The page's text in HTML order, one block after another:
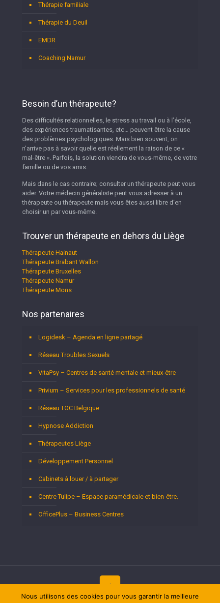
Thérapie familiale
Thérapie du Deuil
EMDR
Coaching Namur
Besoin d’un thérapeute?
Des difficultés relationnelles, le stress au travail ou à l’école,
des expériences traumatisantes, etc… peuvent être la cause
des problèmes psychologiques. Mais bien souvent, on
n’arrive pas à savoir quelle est réellement la raison de ce «
mal-être ». Parfois, la solution viendra de vous-même, de votre
famille ou de vos amis.
Mais dans le cas contraire; consulter un thérapeute peut vous
aider. Votre médecin généraliste peut vous adresser à un
thérapeute ou thérapeute mais vous êtes aussi libre d’en
choisir un par vous-même.
Trouver un thérapeute en dehors du Liège
Thérapeute Hainaut
Thérapeute Brabant Wallon
Thérapeute Bruxelles
Thérapeute Namur
Thérapeute Mons
Nos partenaires
Logidesk – Agenda en ligne partagé
Réseau Troubles Sexuels
VitaPsy – Centres de santé mentale et mieux-être
Privium – Services pour les professionnels de santé
Réseau TOC Belgique
Hypnose Addiction
Thérapeutes Liège
Développement Personnel
Cabinets à louer / à partager
Centre Tulipe – Espace paramédicale et bien-être.
OfficePlus – Business Centres
Nous utilisons des cookies pour vous garantir la meilleure